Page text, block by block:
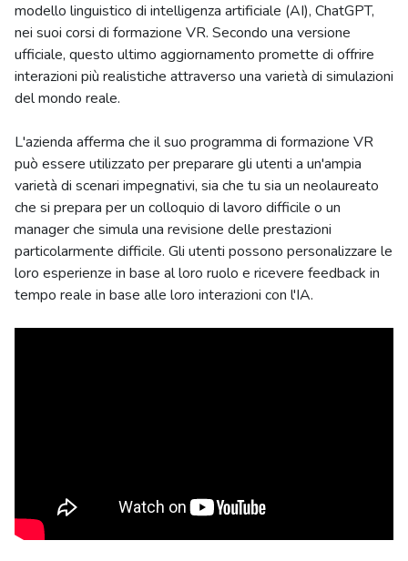
modello linguistico di intelligenza artificiale (AI), ChatGPT,
nei suoi corsi di formazione VR. Secondo una versione
ufficiale, questo ultimo aggiornamento promette di offrire
interazioni più realistiche attraverso una varietà di simulazioni
del mondo reale.
L'azienda afferma che il suo programma di formazione VR
può essere utilizzato per preparare gli utenti a un'ampia
varietà di scenari impegnativi, sia che tu sia un neolaureato
che si prepara per un colloquio di lavoro difficile o un
manager che simula una revisione delle prestazioni
particolarmente difficile. Gli utenti possono personalizzare le
loro esperienze in base al loro ruolo e ricevere feedback in
tempo reale in base alle loro interazioni con l'IA.